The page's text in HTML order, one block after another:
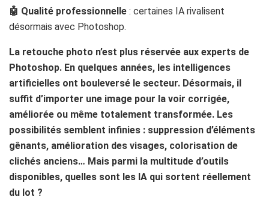
🤖 Qualité professionnelle : certaines IA rivalisent
désormais avec Photoshop.
La retouche photo n’est plus réservée aux experts de
Photoshop. En quelques années, les intelligences
artificielles ont bouleversé le secteur. Désormais, il
suffit d’importer une image pour la voir corrigée,
améliorée ou même totalement transformée. Les
possibilités semblent infinies : suppression d’éléments
gênants, amélioration des visages, colorisation de
clichés anciens… Mais parmi la multitude d’outils
disponibles, quelles sont les IA qui sortent réellement
du lot ?